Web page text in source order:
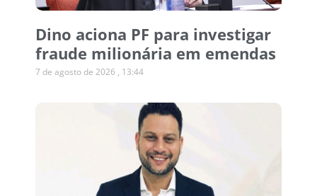
Dino aciona PF para investigar
fraude milionária em emendas
7 de agosto de 2026 13:44